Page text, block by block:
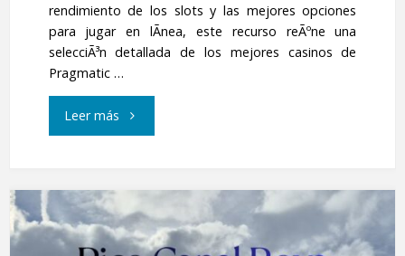
rendimiento de los slots y las mejores opciones
para jugar en lÃ­nea, este recurso reÃºne una
selecciÃ³n detallada de los mejores casinos de
Pragmatic …
Leer más"Collado
con
raquetas